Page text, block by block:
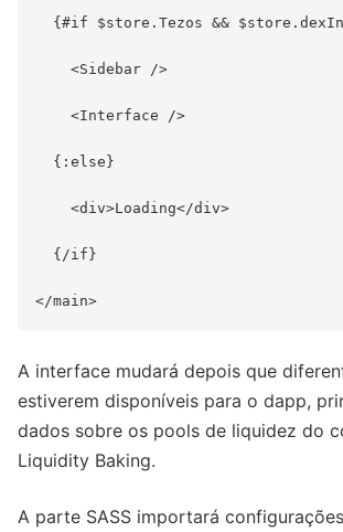
{#if $store.Tezos &&
<Sidebar />
<Interface />
{:else}
<div>Loading</div>
{/if}
A interface mudará depois que
estiverem disponíveis para o dapp,
dados sobre os pools de liquidez do
Liquidity Baking.
A parte SASS importará